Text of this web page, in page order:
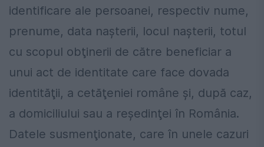
identificare ale persoanei, respectiv nume,
prenume, data naşterii, locul naşterii, totul
cu scopul obţinerii de către beneficiar a
unui act de identitate care face dovada
identităţii, a cetăţeniei române şi, după caz,
a domiciliului sau a reşedinţei în România.
Datele susmenţionate, care în unele cazuri